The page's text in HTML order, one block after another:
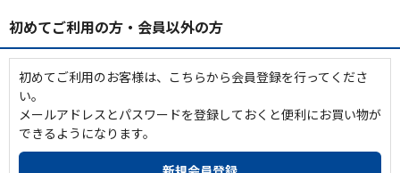
初めてご利用の方・会員以外の方
初めてご利用のお客様は、こちらから会員登録を行ってくださ
い。
メールアドレスとパスワードを登録しておくと便利にお買い物が
できるようになります。